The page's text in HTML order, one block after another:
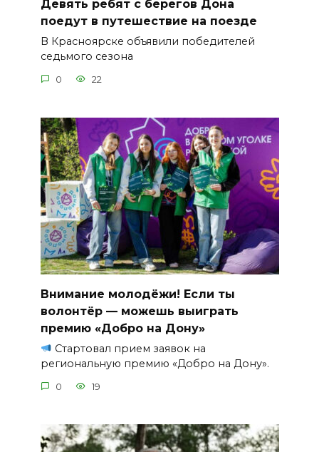
Девять ребят с берегов Дона
поедут в путешествие на поезде
В Красноярске объявили победителей
седьмого сезона
0 22
Внимание молодёжи! Если ты
волонтёр — можешь выиграть
премию «Добро на Дону»
Стартовал прием заявок на
региональную премию «Добро на Дону».
0 19